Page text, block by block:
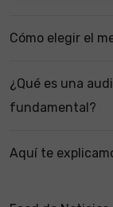
Cómo elegir el
¿Qué es una
fundamental?
Aquí te